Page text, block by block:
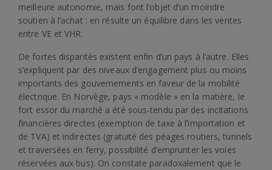
meilleure autonomie, mais font l’objet d’un moindre
soutien à l’achat : en résulte un équilibre dans les ventes
entre VE et VHR.
De fortes disparités existent enfin d’un pays à l’autre. Elles
s’expliquent par des niveaux d’engagement plus ou moins
importants des gouvernements en faveur de la mobilité
électrique. En Norvège, pays « modèle » en la matière, le
fort essor du marché a été sous-tendu par des incitations
financières directes (exemption de taxe à l’importation et
de TVA) et indirectes (gratuité des péages routiers, tunnels
et traversées en ferry, possibilité d’emprunter les voies
réservées aux bus). On constate paradoxalement que le